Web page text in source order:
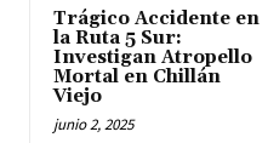
Trágico Accidente en
la Ruta 5 Sur:
Investigan Atropello
Mortal en Chillán
Viejo
junio 2, 2025